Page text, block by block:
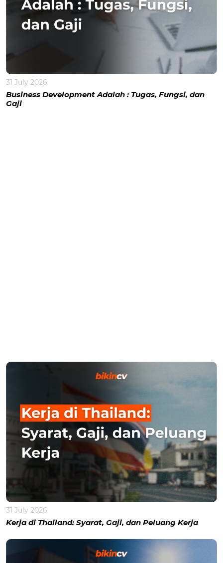
31 July 2026
Business Development Adalah : Tugas, Fungsi, dan
Gaji
31 July 2026
Kerja di Thailand: Syarat, Gaji, dan Peluang Kerja